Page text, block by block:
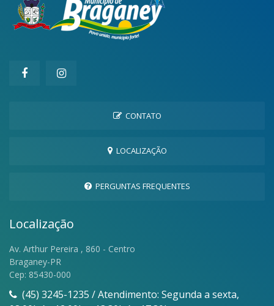
CONTATO
LOCALIZAÇÃO
PERGUNTAS FREQUENTES
Localização
Av. Arthur Pereira , 860 - Centro
Braganey-PR
Cep: 85430-000
(45) 3245-1235 / Atendimento: Segunda a sexta,